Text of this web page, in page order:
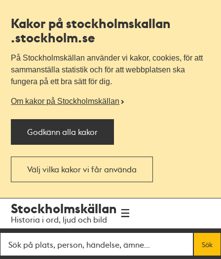
Kakor på stockholmskallan
.stockholm.se
På Stockholmskällan använder vi kakor, cookies, för att
sammanställa statistik och för att webbplatsen ska
fungera på ett bra sätt för dig.
Om kakor på Stockholmskällan
Godkänn alla kakor
Välj vilka kakor vi får använda
navigationen
huvudinnehållet
Stockholmskällan
Historia i ord, ljud och bild
Sök